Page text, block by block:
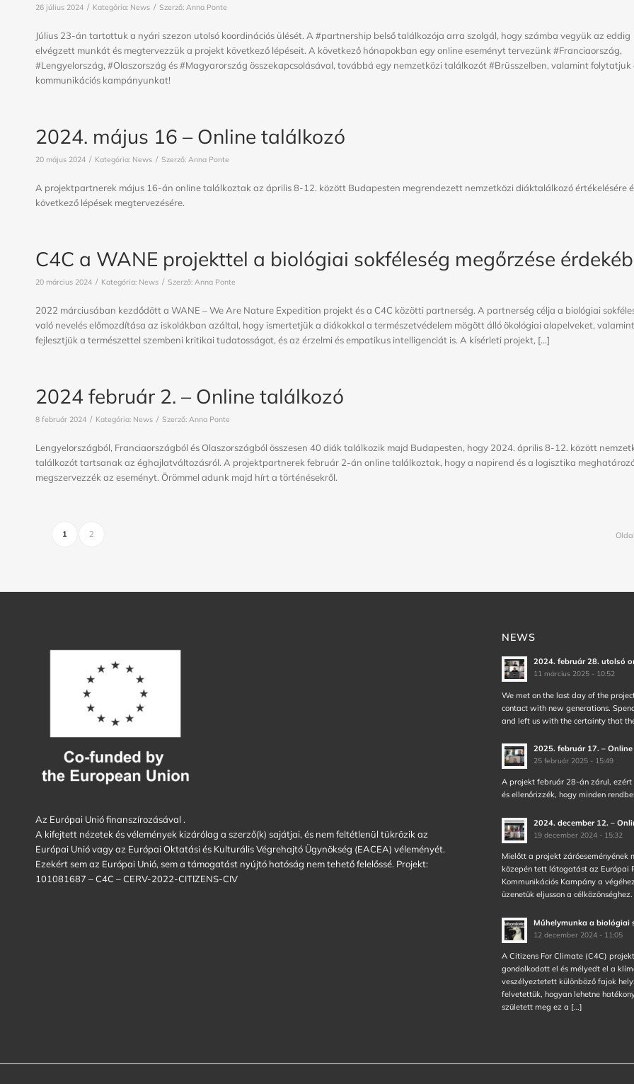
26 július 2024 / Kategória: News / Szerző: Anna Ponte
Július 23-án tartottuk a nyári szezon utolsó koordinációs ülését. A #partnership belső találkozója arra szolgál, hogy számba vegyük az eddig
elvégzett munkát és megtervezzük a projekt következő lépéseit. A következő hónapokban egy online eseményt tervezünk #Franciaország,
#Lengyelország, #Olaszország és #Magyarország összekapcsolásával, továbbá egy nemzetközi találkozót #Brüsszelben, valamint folytatjuk
kommunikációs kampányunkat!
2024. május 16 – Online találkozó
20 május 2024 / Kategória: News / Szerző: Anna Ponte
A projektpartnerek május 16-án online találkoztak az április 8-12. között Budapesten megrendezett nemzetközi diáktalálkozó értékelésére
következő lépések megtervezésére.
C4C a WANE projekttel a biológiai sokféleség megőrzése
20 március 2024 / Kategória: News / Szerző: Anna Ponte
2022 márciusában kezdődött a WANE – We Are Nature Expedition projekt és a C4C közötti partnerség. A partnerség célja a biológiai
való nevelés előmozdítása az iskolákban azáltal, hogy ismertetjük a diákokkal a természetvédelem mögött álló ökológiai alapelveket, valamint
fejlesztjük a természettel szembeni kritikai tudatosságot, és az érzelmi és empatikus intelligenciát is. A kísérleti projekt, […]
2024 február 2. – Online találkozó
8 február 2024 / Kategória: News / Szerző: Anna Ponte
Lengyelországból, Franciaországból és Olaszországból összesen 40 diák találkozik majd Budapesten, hogy 2024. április 8-12. között
találkozót tartsanak az éghajlatváltozásról. A projektpartnerek február 2-án online találkoztak, hogy a napirend és a logisztika
megszervezzék az eseményt. Örömmel adunk majd hírt a történésekről.
1 2
Az Európai Unió finanszírozásával .
A kifejtett nézetek és vélemények kizárólag a szerző(k) sajátjai, és nem feltétlenül tükrözik az
Európai Unió vagy az Európai Oktatási és Kulturális Végrehajtó Ügynökség (EACEA) véleményét.
Ezekért sem az Európai Unió, sem a támogatást nyújtó hatóság nem tehető felelőssé. Projekt:
101081687 – C4C – CERV-2022-CITIZENS-CIV
NEWS
2024. február 28. utolsó
11 március 2025 - 10:52
We met on the last day of the
contact with new generations.
and left us with the certainty that
2025. február 17. –
25 február 2025 - 15:49
A projekt február 28-án zárul,
és ellenőrizzék, hogy minden
2024. december 12. –
19 december 2024 - 15:32
Mielőtt a projekt
közepén tett látogatást az Európai
Kommunikációs Kampány a
üzenetük eljusson a célközönséghez.
Műhelymunka a biológiai
12 december 2024 - 11:05
A Citizens For Climate (C4C)
gondolkodott el és mélyedt el a
veszélyeztetett különböző fajok
felvetettük, hogyan lehetne
született meg ez a […]